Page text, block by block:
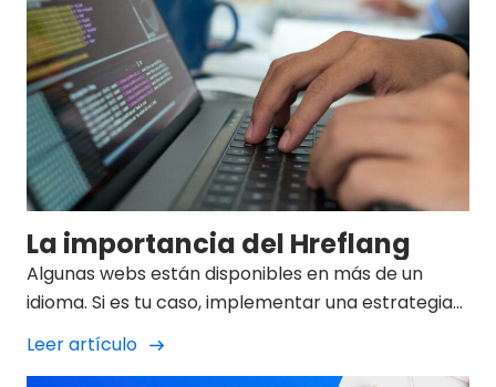
La importancia del Hreflang
Algunas webs están disponibles en más de un
idioma. Si es tu caso, implementar una estrategia
idiomática ayudará los motores de búsqueda a
Leer artículo